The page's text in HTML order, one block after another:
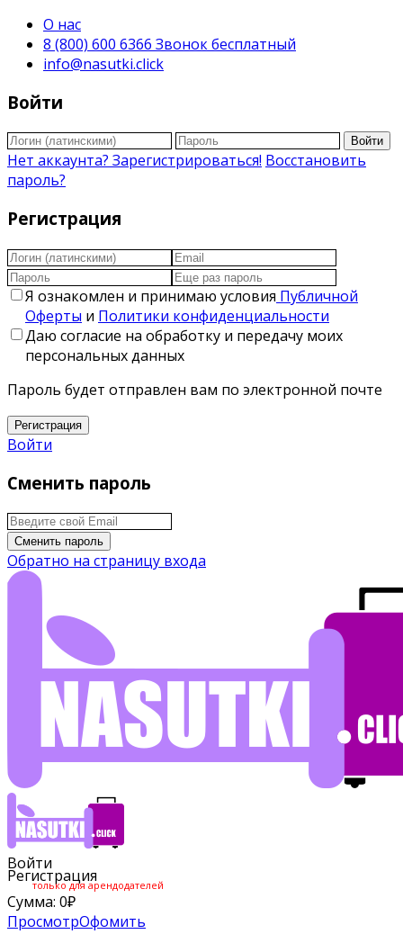
О нас
8 (800) 600 6366 Звонок бесплатный
info@nasutki.click
Войти
Войти
Нет аккаунта? Зарегистрироваться! Восстановить
пароль?
Регистрация
Я ознакомлен и принимаю условия Публичной
Оферты и Политики конфиденциальности
Даю согласие на обработку и передачу моих
персональных данных
Пароль будет отправлен вам по электронной почте
Регистрация
Войти
Сменить пароль
Сменить пароль
Обратно на страницу входа
Войти
Регистрация
только для арендодателей
Сумма: 0₽
ПросмотрОфомить